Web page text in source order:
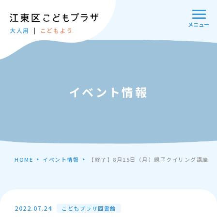
大人用 こどもよう
メニュー
イベント情報
HOME イベント情報 【終了】8月15日（月）親子クイリング講座
2022.07.24 こどもプラザ図書館